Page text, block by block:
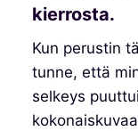
kierrosta.
Kun perustin
tunne, että
selkeys